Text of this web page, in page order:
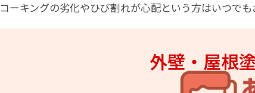
コーキングの劣化やひび割れが心配という方はいつで
外壁・屋根